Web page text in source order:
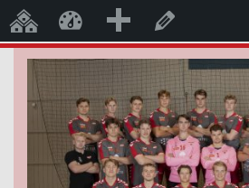
Mine nettstederCharlottenlund
Legg
til